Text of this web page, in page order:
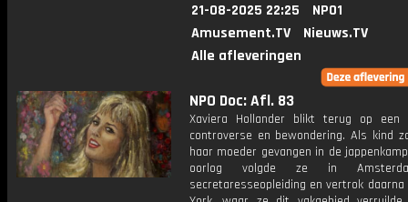
21-08-2025 22:25
NPO1
Amusement.TV
Nieuws.TV
Alle afleveringen
NPO Doc: Afl. 83
Xaviera Hollander blikt terug op een
controverse en bewondering. Als kind
haar moeder gevangen in de
oorlog volgde ze in
secretaresseopleiding en vertrok daarna